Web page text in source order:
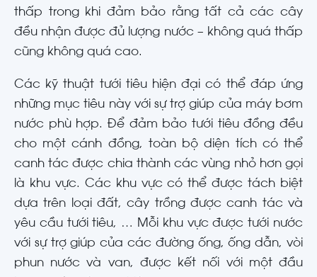
thấp trong khi đảm bảo rằng tất cả các cây
đều nhận được đủ lượng nước – không quá thấp
cũng không quá cao.
Các kỹ thuật tưới tiêu hiện đại có thể đáp ứng
những mục tiêu này với sự trợ giúp của máy bơm
nước phù hợp. Để đảm bảo tưới tiêu đồng đều
cho một cánh đồng, toàn bộ diện tích có thể
canh tác được chia thành các vùng nhỏ hơn gọi
là khu vực. Các khu vực có thể được tách biệt
dựa trên loại đất, cây trồng được canh tác và
yêu cầu tưới tiêu, … Mỗi khu vực được tưới nước
với sự trợ giúp của các đường ống, ống dẫn, vòi
phun nước và van, được kết nối với một đầu